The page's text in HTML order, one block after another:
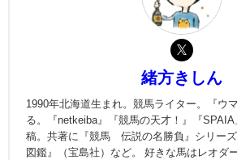
緒方きしん
1990年北海道生まれ。競馬ライター。『ウ
る。『netkeiba』『競馬の天才！』『
稿。共著に『競馬 伝説の名勝負』シリー
図鑑』（宝島社）など。 好きな馬はレオダ